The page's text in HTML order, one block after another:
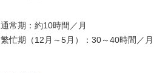
通常期：約10時間／月
繁忙期（12月～5月）：30～40時間／月